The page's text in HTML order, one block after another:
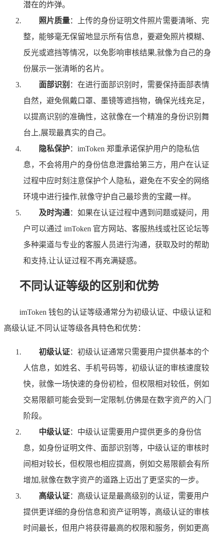
潜在的炸弹。
照片质量：上传的身份证明文件照片需要清晰、完
整，能够毫无保留地显示所有信息，要避免照片模糊、
反光或遮挡等情况，以免影响审核结果,就像为自己的身
份展示一张清晰的名片。
面部识别 ：在进行面部识别时，需要保持面部表情
自然，避免佩戴口罩、墨镜等遮挡物，确保光线充足，
以提高识别的准确性，这就像在一个精准的身份识别舞
台上,展现最真实的自己。
隐私保护：imToken 郑重承诺保护用户的隐私信
息，不会将用户的身份信息泄露给第三方，用户在认证
过程中应时刻注意保护个人隐私，避免在不安全的网络
环境中进行操作,就像守护自己最珍贵的宝藏一样。
及时沟通：如果在认证过程中遇到问题或疑问，用
户可以通过 imToken 官方网站、客服热线或社区论坛等
多种渠道与专业的客服人员进行沟通，获取及时的帮助
和支持,让认证过程不再充满疑惑。
不同认证等级的区别和优势
imToken 钱包的认证等级通常分为初级认证、中级认证和
高级认证,不同认证等级各具特色和优势：
初级认证：初级认证通常只需要用户提供基本的个
人信息，如姓名、手机号码等，初级认证的审核速度较
快，就像一场快速的身份初检，但权限相对较低，例如
交易限额可能会受到一定限制,仿佛是在数字资产的入门
阶段。
中级认证：中级认证需要用户提供更多的身份信
息，如身份证明文件、面部识别等，中级认证的审核时
间相对较长，但权限也相应提高，例如交易限额会有所
增加,就像在数字资产的道路上迈出了更坚实的一步。
高级认证：高级认证是最高级别的认证，需要用户
提供更详细的身份信息和资产证明等，高级认证的审核
时间最长，但用户将获得最高的权限和服务，例如更高